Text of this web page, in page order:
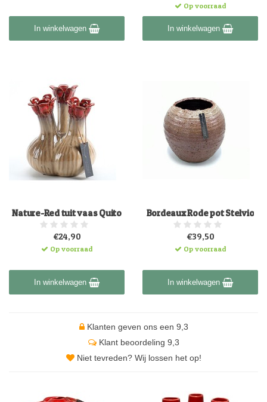
In winkelwagen
Op voorraad
In winkelwagen
Nature-Red tuit vaas Quito
€24,90
Op voorraad
In winkelwagen
Bordeaux Rode pot Stelvio
€39,50
Op voorraad
In winkelwagen
Klanten geven ons een 9,3
Klant beoordeling 9,3
Niet tevreden? Wij lossen het op!